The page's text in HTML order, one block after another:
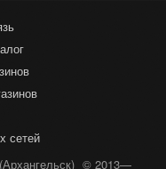
сетей
© 2013—